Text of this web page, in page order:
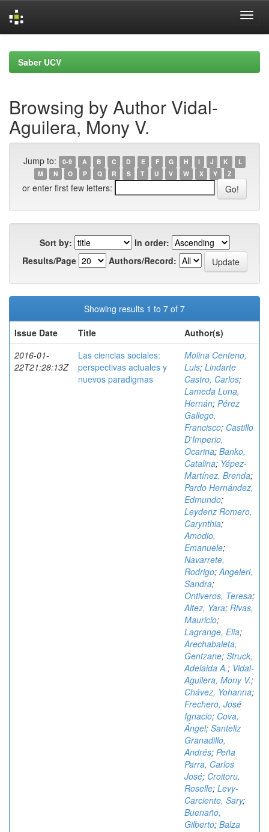
navigationSaber UCV
Browsing by Author Vidal-
Aguilera, Mony V.
Jump to: 0-9 A B C D E F G H I J K
L
M
N O P Q R S T U V W X Y Z
or enter first few letters:
Sort by:
In order:
Results/Page
Authors/Record:
Showing results 1 to 7 of 7
Issue Date
Title
Author(s)
2016-01-
22T21:28:13Z
Las ciencias sociales:
perspectivas actuales y
nuevos paradigmas
Molina Centeno,
Luis; Lindarte
Castro, Carlos;
Lameda Luna,
Hernán; Pérez
Gallego,
Francisco; Castillo
D'Imperio,
Ocarina; Banko,
Catalina; Yépez-
Martínez, Brenda;
Pardo Hernández,
Edmundo;
Leydenz Romero,
Carynthia;
Amodio,
Emanuele;
Navarrete,
Rodrigo;Angeleri,
Sandra;
Ontiveros, Teresa;
Altez, Yara; Rivas,
Mauricio;
Lagrange, Elia;
Arechabaleta,
Gentzane; Struck,
Adelaida A.; Vidal-
Aguilera, Mony V.;
Chávez, Yohanna;
Frechero, José
Ignacio; Cova,
Ángel; Santeliz
Granadillo,
Andrés; Peña
Parra, Carlos
José; Croitoru,
Roselle; Levy-
Carciente, Sary;
Buenaño,
Gilberto; Balza